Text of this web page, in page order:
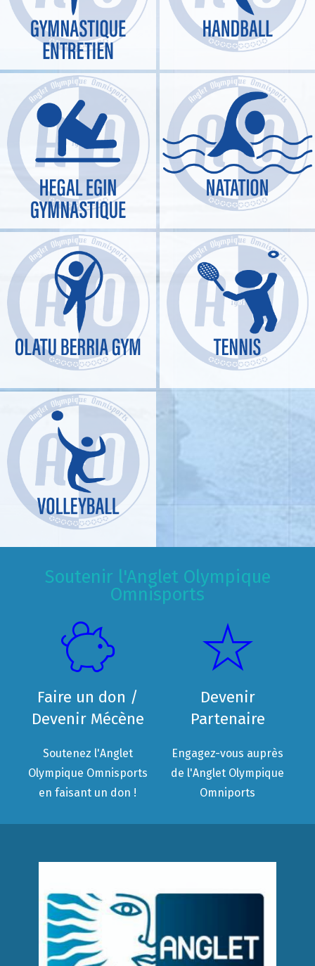
Soutenir l'Anglet Olympique
Omnisports
Faire un don /
Devenir Mécène
Soutenez l'Anglet
Olympique Omnisports
en faisant un don !
Devenir
Partenaire
Engagez-vous auprès
de l'Anglet Olympique
Omniports